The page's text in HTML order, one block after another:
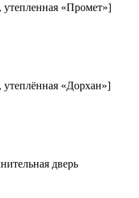
утепленная «Промет»]
утеплённая «Дорхан»]
дверь